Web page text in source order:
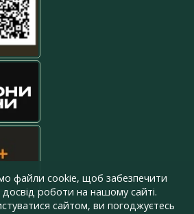
файли cookie, щоб забезпечити
роботи на нашому сайті.
сайтом, ви погоджуєтесь